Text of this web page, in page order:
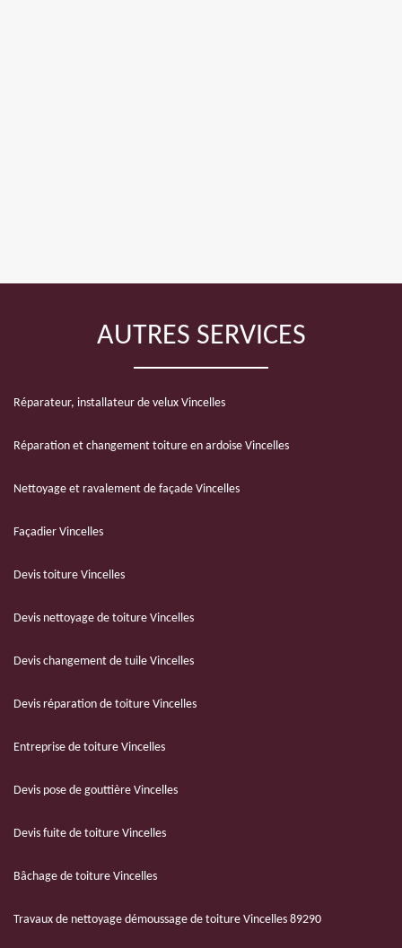
AUTRES SERVICES
Réparateur, installateur de velux Vincelles
Réparation et changement toiture en ardoise Vincelles
Nettoyage et ravalement de façade Vincelles
Façadier Vincelles
Devis toiture Vincelles
Devis nettoyage de toiture Vincelles
Devis changement de tuile Vincelles
Devis réparation de toiture Vincelles
Entreprise de toiture Vincelles
Devis pose de gouttière Vincelles
Devis fuite de toiture Vincelles
Bâchage de toiture Vincelles
Travaux de nettoyage démoussage de toiture Vincelles 89290